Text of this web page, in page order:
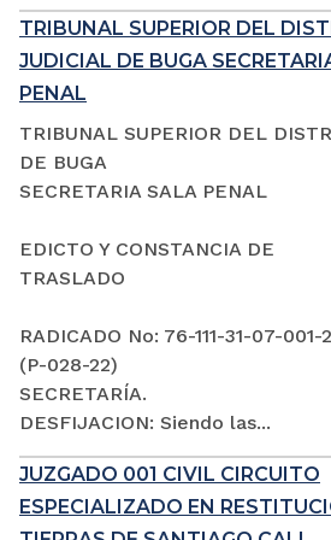
TRIBUNAL SUPERIOR DEL
JUDICIAL DE BUGA
PENAL
TRIBUNAL SUPERIOR DEL
DE BUGA
SECRETARIA SALA PENAL
EDICTO Y CONSTANCIA DE
TRASLADO
RADICADO No: 76-111-31-07-
(P-028-22)
SECRETARÍA.
DESFIJACION: Siendo las...
JUZGADO 001 CIVIL CIRCUITO
ESPECIALIZADO EN